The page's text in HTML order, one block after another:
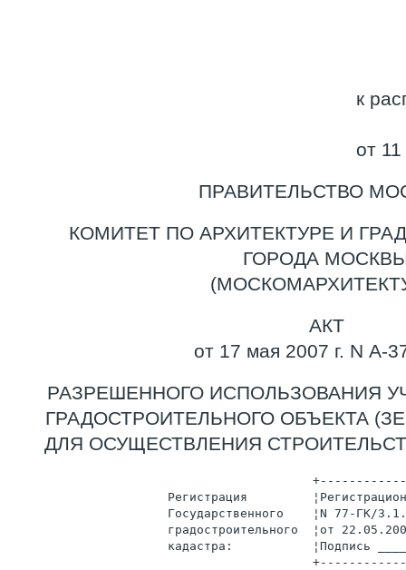
к
от
ПРАВИТЕЛЬСТВО
КОМИТЕТ ПО АРХИТЕКТУРЕ И
ГОРОДА
АКТ
от 17 мая 2007 г. N А-
РАЗРЕШЕННОГО ИСПОЛЬЗОВАНИЯ
ГРАДОСТРОИТЕЛЬНОГО ОБЪЕКТА
ДЛЯ ОСУЩЕСТВЛЕНИЯ
Регистрация
Государственного    ¦N 77-ГК/
градостроительного  ¦от
кадастра:           ¦Подпись